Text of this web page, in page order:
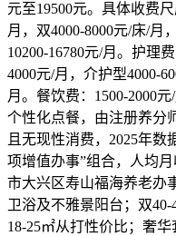
元至19500元。具体收费
月，双4000-8000元/床/月
10200-16780元/月。护理
4000元/月，介护型4000-
月。餐饮费：1500-2000
个性化点餐，由注册养分
且无现性消费，2025年数
项增值办事”组合，人均月
市大兴区寿山福海养老办
卫浴及不雅景阳台；双
18-25㎡从打性价比；奢